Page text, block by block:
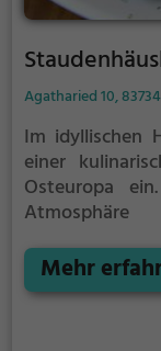
Agatharied 10,
Im idyllischen
einer
Osteuropa
Angebot
Zutaten
Mehr